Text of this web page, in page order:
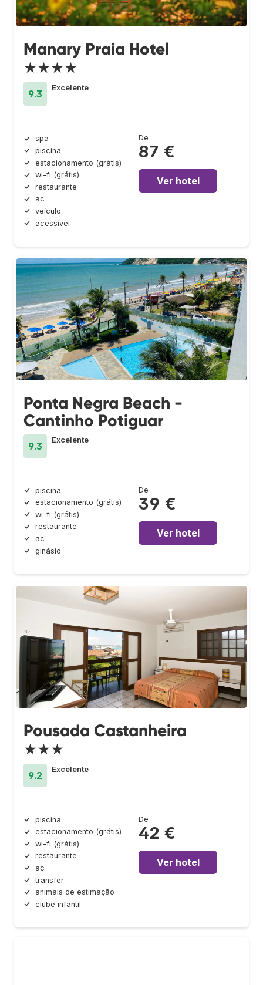
Manary Praia Hotel
★★★★
9.3
Excelente
spa
piscina
estacionamento (grátis)
wi-fi (grátis)
restaurante
ac
veículo
acessível
De
87 €
Ver hotel
Ponta Negra Beach -
Cantinho Potiguar
9.3
Excelente
piscina
estacionamento (grátis)
wi-fi (grátis)
restaurante
ac
ginásio
De
39 €
Ver hotel
Pousada Castanheira
★★★
9.2
Excelente
piscina
estacionamento (grátis)
wi-fi (grátis)
restaurante
ac
transfer
animais de estimação
clube infantil
De
42 €
Ver hotel